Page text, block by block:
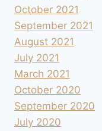
October 2021
September 2021
August 2021
July 2021
March 2021
October 2020
September 2020
July 2020